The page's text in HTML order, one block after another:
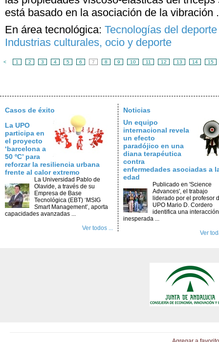
está basado en la asociación de la vibración
En área tecnológica: Tecnologías del deporte
Industrias culturales, ocio y deporte
< 1 2 3 4 5 6 7 8 9 10 11 12 13 14 15
Casos de éxito
La UPO
participa en
el proyecto
‘barcelona a
50 ºC’ para
reforzar la resiliencia urbana
frente al calor extremo
La Universidad Pablo de
Olavide, a través de su
Empresa de Base
Tecnológica (EBT) ‘MSIG
Smart Management’, aporta
capacidades avanzadas ...
Ver todos ...
Noticias
Un equipo
internacional revela
un efecto
paradójico en una
diana terapéutica
contra
enfermedades asociadas a
edad
Publicado en 'Science
Advances', el trabajo
liderado por el profesor
UPO Mario D. Cordero
identifica una interacción
inesperada ...
Ver